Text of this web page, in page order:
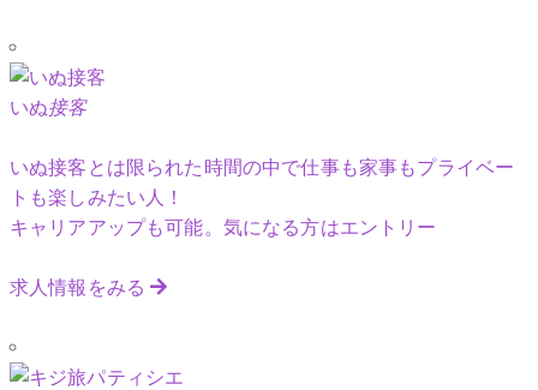
いぬ接客
いぬ接客とは限られた時間の中で仕事も家事もプライベー
トも楽しみたい人！
キャリアアップも可能。気になる方はエントリー
求人情報をみる